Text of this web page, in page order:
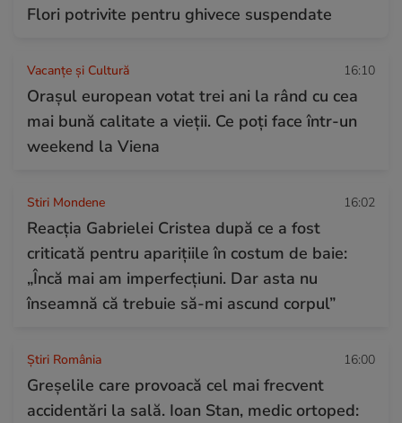
Flori potrivite pentru ghivece suspendate
Vacanțe și Cultură 16:10
Orașul european votat trei ani la rând cu cea
mai bună calitate a vieții. Ce poți face într-un
weekend la Viena
Stiri Mondene 16:02
Reacția Gabrielei Cristea după ce a fost
criticată pentru aparițiile în costum de baie:
„Încă mai am imperfecțiuni. Dar asta nu
înseamnă că trebuie să-mi ascund corpul”
Știri România 16:00
Greșelile care provoacă cel mai frecvent
accidentări la sală. Ioan Stan, medic ortoped: